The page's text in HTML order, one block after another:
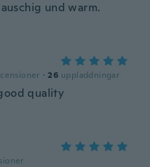
und warm.
· 26 uppladdningar
quality